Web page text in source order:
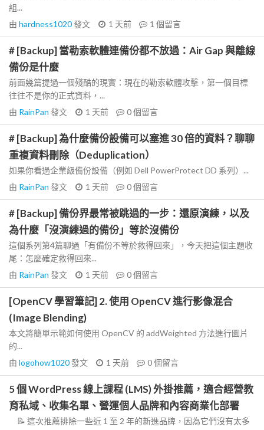
組...
由 hardness1020發文 1 天前 1 個留言
# [Backup] 當勒索軟體連備份都不放過：Air Gap 與離線
備份是什麼
前面幾篇提過一個殘酷的現實：現在的勒索軟體攻擊，第一個目標
往往不是你的正式資料，...
由 RainPan 發文 1 天前 0個留言
# [Backup] 為什麼備份設備可以塞進 30 倍的資料？聊聊
重複資料刪除（Deduplication）
如果你看過企業級備份設備（例如 Dell PowerProtect DD 系列）...
由 RainPan 發文 1 天前 0個留言
# [Backup] 備份界最常被跳過的一步：還原演練，以及
為什麼「沒演練過的備份」等於沒備份
這個系列第4篇聊過「有備份不等於救得回來」，今天把這個主題收
尾：怎麼確定救得回來...
由 RainPan 發文 1 天前 0個留言
[OpenCV 學習筆記] 2. 使用 OpenCV 進行影像混合
(Image Blending)
本文將簡單示範如何使用 OpenCV 的 addWeighted 方法進行圖片
的...
由 logohow1020發文 1 天前 0個留言
5 個 WordPress 線上課程 (LMS) 外掛推薦，適合經營教
育私域、收集名單、營運個人品牌和內容商業化部署
📝 這次推薦排除一些近 1 至 2 年的新進品牌，因為它們沒有太多